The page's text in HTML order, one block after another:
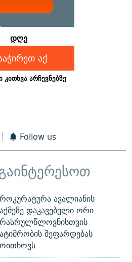
Follow us
ავალიანის
დაკავებული ორი
შეფარდებას